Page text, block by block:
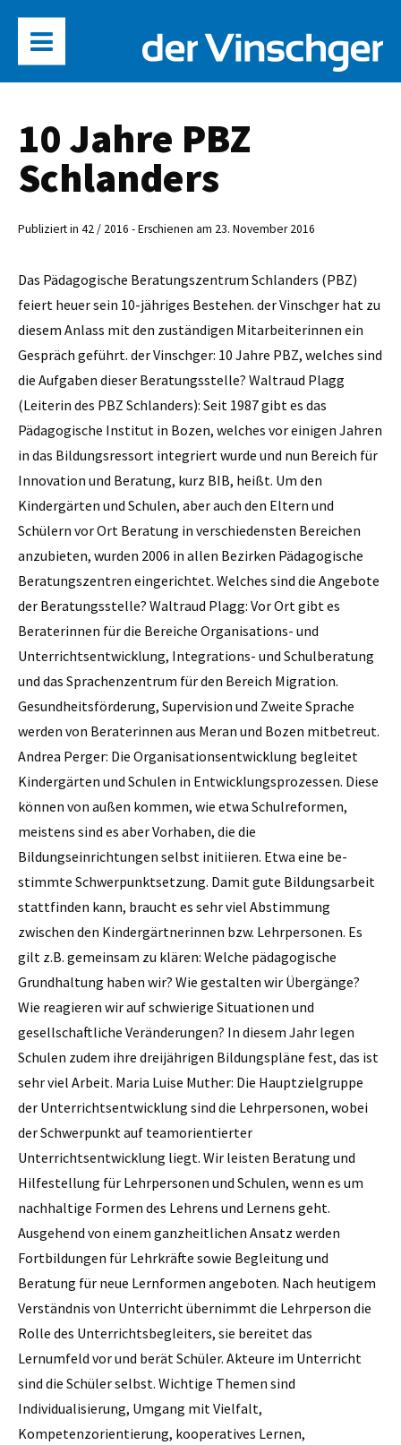
10 Jahre PBZ
Schlanders
Publiziert in 42 / 2016 - Erschienen am 23. November 2016
Das Pädagogische Beratungszentrum Schlanders (PBZ)
feiert heuer sein 10-jähriges Bestehen. der Vinschger hat zu
diesem Anlass mit den zuständigen Mitarbeiterinnen ein
Gespräch geführt. der Vinschger: 10 Jahre PBZ, welches sind
die Aufgaben dieser Beratungsstelle? Waltraud Plagg
(Leiterin des PBZ Schlanders): Seit 1987 gibt es das
Pädagogische Institut in Bozen, welches vor einigen Jahren
in das Bildungsressort integriert wurde und nun Bereich für
Innovation und Beratung, kurz BIB, heißt. Um den
Kindergärten und Schulen, aber auch den Eltern und
Schülern vor Ort Beratung in verschiedensten Bereichen
anzubieten, wurden 2006 in ­allen Bezirken Pädagogische
Beratungszentren eingerichtet. Welches sind die Angebote
der Beratungsstelle? Waltraud Plagg: Vor Ort gibt es
Beraterinnen für die Bereiche Organisations- und
Unterrichtsentwicklung, Integrations- und Schulberatung
und das Sprachenzentrum für den Bereich Migration.
Gesundheitsförderung, ­Supervision und Zweite Sprache
werden von Beraterinnen aus Meran und Bozen mitbetreut.
Andrea Perger: Die Organisationsentwicklung begleitet
Kindergärten und Schulen in Entwicklungsprozessen. Diese
können von außen kommen, wie etwa Schulreformen,
meistens sind es aber Vorhaben, die die
Bildungseinrichtungen selbst initiieren. Etwa eine be­
stimmte Schwerpunktsetzung. Damit gute Bildungsarbeit
stattfinden kann, braucht es sehr viel Abstimmung
zwischen den Kindergärtnerinnen bzw. Lehrpersonen. Es
gilt z.B. gemeinsam zu klären: Welche pädagogische
Grundhaltung haben wir? Wie gestalten wir Übergänge?
Wie reagieren wir auf schwierige Situationen und
gesellschaftliche Veränderungen? In diesem Jahr legen
Schulen zudem ihre dreijährigen Bildungspläne fest, das ist
sehr viel Arbeit. Maria Luise Muther: Die Hauptzielgruppe
der Unterrichtsentwicklung sind die Lehrpersonen, wobei
der Schwerpunkt auf teamorientierter
Unterrichtsentwicklung liegt. Wir leisten Beratung und
Hilfestellung für Lehrpersonen und Schulen, wenn es um
nachhaltige Formen des Lehrens und Lernens geht.
Ausgehend von einem ganzheitlichen Ansatz werden
Fortbildungen für Lehrkräfte sowie Begleitung und
Beratung für neue Lernformen angeboten. Nach heutigem
Verständnis von Unterricht übernimmt die Lehrperson die
Rolle des Unterrichtsbegleiters, sie bereitet das
Lernumfeld vor und berät Schüler. Akteure im Unterricht
sind die Schüler selbst. Wichtige Themen sind
Individualisierung, Umgang mit Vielfalt,
Kompetenzorientierung, kooperatives Lernen,